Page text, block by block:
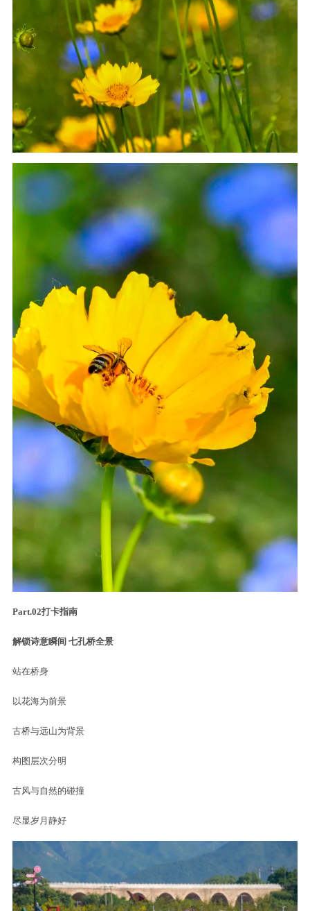
Part.02打卡指南
解锁诗意瞬间 七孔桥全景
站在桥身
以花海为前景
古桥与远山为背景
构图层次分明
古风与自然的碰撞
尽显岁月静好